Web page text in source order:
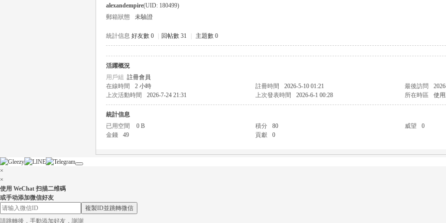
alexandempire(UID: 180499)
郵箱狀態
未驗證
統計信息 好友數 0 回帖數 31 主題數 0
活躍概況
用戶組 註冊會員
在線時間
2 小時 註冊時間 2026-5-10 01:21 最後訪問
上次活動時間
2026-7-24 21:31 上次發表時間 2026-6-1 00:28 所在時區 使
統計信息
已用空間
0 B 積分 80 威望
0
金錢
49 貢獻 0
×
×
使用 WeChat 扫描二维碼
或手动添加微信好友
複製ID並跳轉微信
請跳轉後，手動添加好友，謝謝